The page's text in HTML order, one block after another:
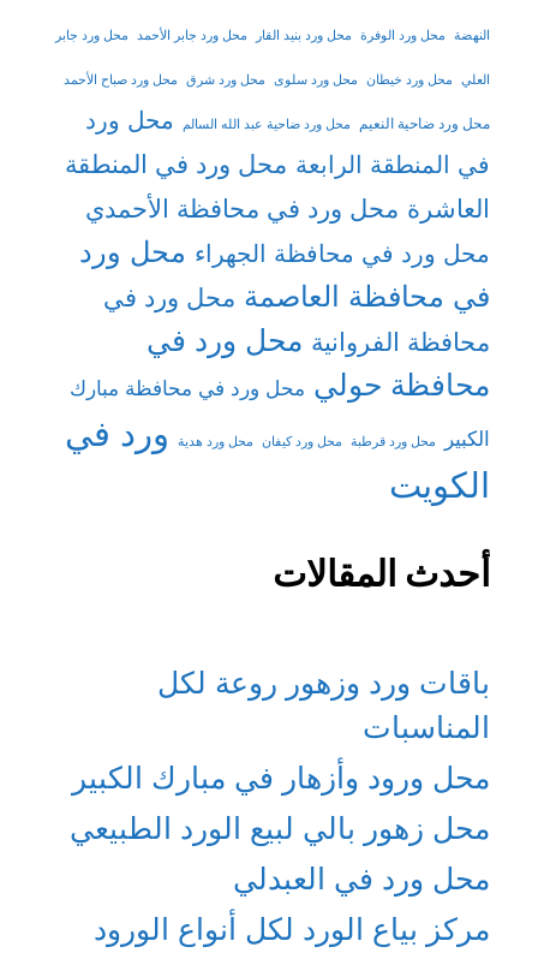
النهضة محل ورد الوفرة محل ورد بنيد القار محل ورد جابر الأحمد محل ورد جابر
العلي محل ورد خيطان محل ورد سلوى محل ورد شرق محل ورد صباح الأحمد
محل ورد ضاحية النعيم محل ورد ضاحية عبد الله السالم
محل ورد
في المنطقة الرابعة محل ورد في المنطقة
العاشرة محل ورد في محافظة الأحمدي
محل ورد في محافظة الجهراء محل ورد
في محافظة العاصمة محل ورد في
محافظة الفروانية محل ورد في
محافظة حولي محل ورد في محافظة مبارك
الكبير
محل ورد قرطبة محل ورد كيفان محل ورد هدية
ورد في
الكويت
أحدث المقالات
باقات ورد وزهور روعة لكل
المناسبات
محل ورود وأزهار في مبارك الكبير
محل زهور بالي لبيع الورد الطبيعي
محل ورد في العبدلي
مركز بياع الورد لكل أنواع الورود